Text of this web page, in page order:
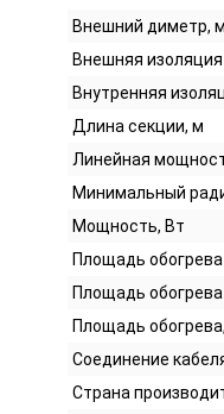
Внешний диметр,
Внешняя изоляция
Внутренняя
Длина секции, м
Линейная
Минимальный
Мощность, Вт
Площадь обогрева
Площадь обогрева
Площадь обогрева,
Соединение
Страна